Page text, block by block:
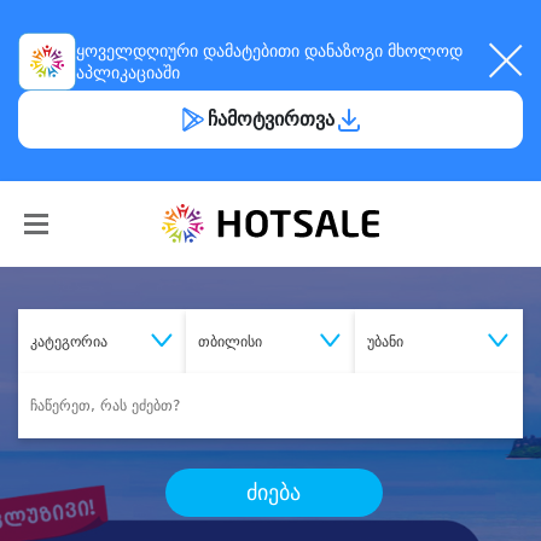
ყოველდღიური დამატებითი დანაზოგი მხოლოდ
აპლიკაციაში
ჩამოტვირთვა
კატეგორია თბილისი უბანი
ძიება